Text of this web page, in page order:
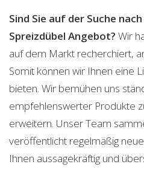
Sind Sie auf der Suche
Spreizdübel Angebot? Wir
auf dem Markt recherchiert,
Somit können wir Ihnen eine
bieten. Wir bemühen uns
empfehlenswerter Produkte
erweitern. Unser Team
veröffentlicht regelmäßig
Ihnen aussagekräftig und